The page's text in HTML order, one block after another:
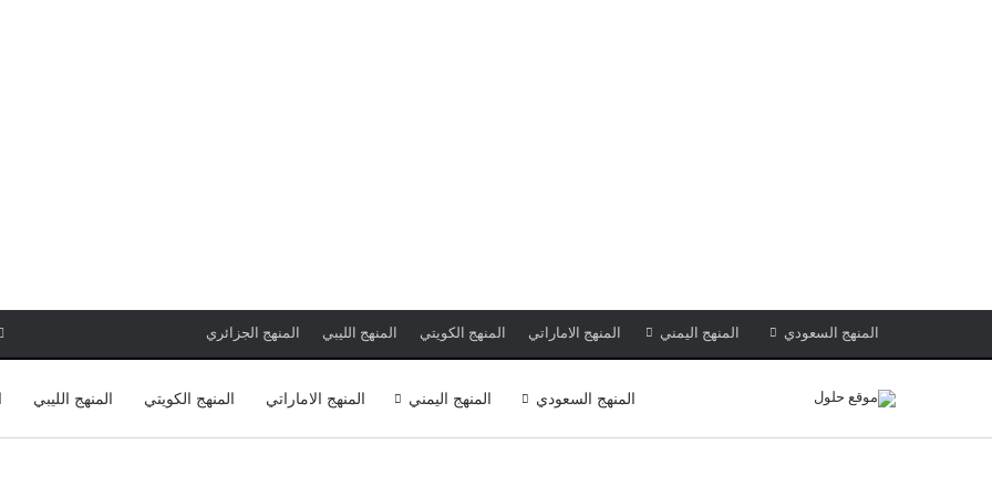
المنهج السعودي المنهج اليمني المنهج الاماراتي المنهج الكويتي المنهج الليبي المنهج الجزائري
المنهج السعودي المنهج اليمني المنهج الاماراتي المنهج الكويتي المنهج الليبي